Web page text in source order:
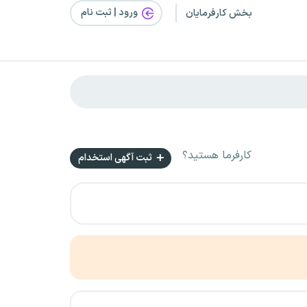
بخش کارفرمایان ورود | ثبت‌ نام
کارفرما هستید؟ ثبت آگهی استخدام